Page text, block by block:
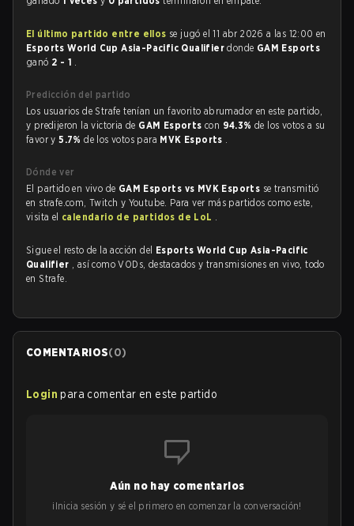
El último partido entre ellos se jugó el 11 abr 2026 a las 12:00 en
Esports World Cup Asia-Pacific Qualifierdonde GAM Esports
ganó 2 - 1 .
Predicción del partido
Los usuarios de Strafe tenían un favorito abrumador en este partido,
y predijeron la victoria de GAM Esportscon 94.3%de los votos a su
favor y5.7%de los votos para MVK Esports .
Dónde ver
El partido en vivo de GAM Esports vs MVK Esports se transmitió
en strafe.com, Twitch y Youtube. Para ver más partidos como este,
visita el calendario de partidos de LoL .
Sigue el resto de la acción del Esports World Cup Asia-Pacific
Qualifier , así como VODs, destacados y transmisiones en vivo, todo
en Strafe.
COMENTARIOS(0)
Login para comentar en este partido
Aún no hay comentarios
¡Inicia sesión y sé el primero en comenzar la conversación!